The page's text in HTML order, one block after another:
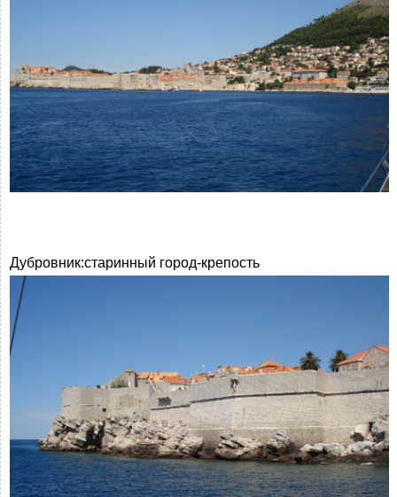
Дубровник:старинный город-крепость